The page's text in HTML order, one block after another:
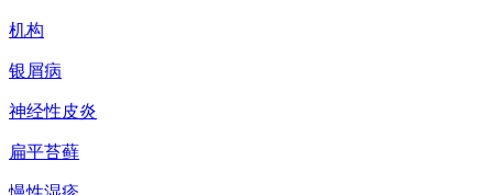
机构
银屑病
神经性皮炎
扁平苔藓